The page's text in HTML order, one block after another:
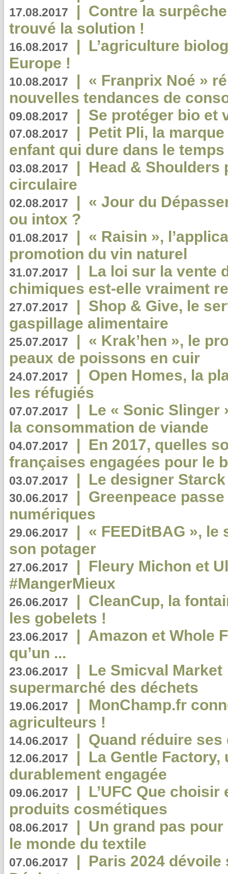
17.08.2017 | Contre la
trouvé la solution !
16.08.2017 | L’agriculture
Europe !
10.08.2017 | « Franprix Noé »
nouvelles tendances de
09.08.2017 | Se protéger bio et
07.08.2017 | Petit Pli, la
enfant qui dure dans le temps
03.08.2017 | Head & Shoulders
circulaire
02.08.2017 | « Jour du
ou intox ?
01.08.2017 | « Raisin »,
promotion du vin naturel
31.07.2017 | La loi sur la vente
chimiques est-elle vraiment
27.07.2017 | Shop & Give, le
gaspillage alimentaire
25.07.2017 | « Krak’hen », le
peaux de poissons en cuir
24.07.2017 | Open Homes, la
les réfugiés
07.07.2017 | Le « Sonic Slinger
la consommation de viande
04.07.2017 | En 2017, quelles
françaises engagées pour le
03.07.2017 | Le designer
30.06.2017 | Greenpeace
numériques
29.06.2017 | « FEEDitBAG », le
son potager
27.06.2017 | Fleury Michon et
#MangerMieux
26.06.2017 | CleanCup, la
les gobelets !
23.06.2017 | Amazon et Whole
qu’un ...
23.06.2017 | Le Smicval
supermarché des déchets
19.06.2017 | MonChamp.fr
agriculteurs !
14.06.2017 | Quand réduire
12.06.2017 | La Gentle
durablement engagée
09.06.2017 | L’UFC Que
produits cosmétiques
08.06.2017 | Un grand pas
le monde du textile
07.06.2017 | Paris 2024